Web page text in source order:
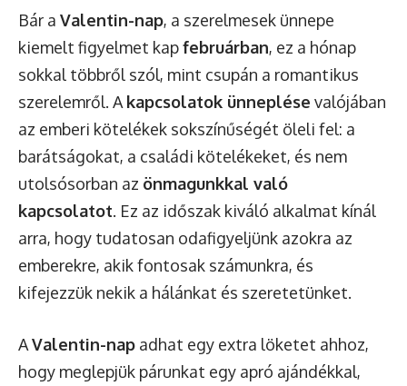
Bár a Valentin-nap, a szerelmesek ünnepe
kiemelt figyelmet kapfebruárban, ez a hónap
sokkal többről szól, mint csupán a romantikus
szerelemről. A kapcsolatok ünneplése valójában
az emberi kötelékek sokszínűségét öleli fel: a
barátságokat, a családi kötelékeket, és nem
utolsósorban az önmagunkkal való
kapcsolatot. Ez az időszak kiváló alkalmat kínál
arra, hogy tudatosan odafigyeljünk azokra az
emberekre, akik fontosak számunkra, és
kifejezzük nekik a hálánkat és szeretetünket.
AValentin-nap adhat egy extra löketet ahhoz,
hogy meglepjük párunkat egy apró ajándékkal,